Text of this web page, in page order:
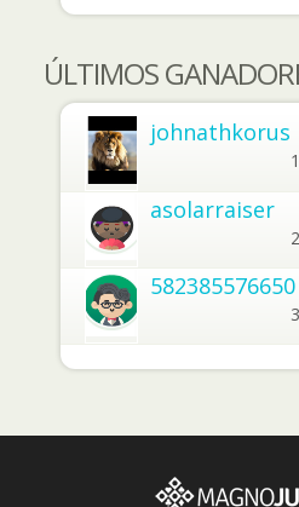
ÚLTIMOS
johnathkorus
asolarraiser
582385576650